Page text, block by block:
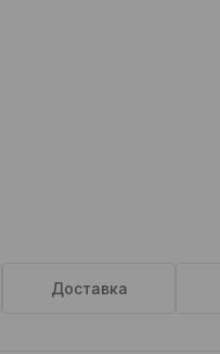
Доставка